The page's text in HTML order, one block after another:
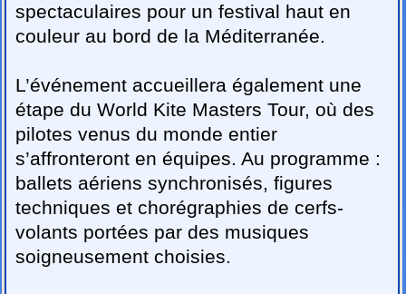
spectaculaires pour un festival haut en
couleur au bord de la Méditerranée.
L’événement accueillera également une
étape du World Kite Masters Tour, où des
pilotes venus du monde entier
s’affronteront en équipes. Au programme :
ballets aériens synchronisés, figures
techniques et chorégraphies de cerfs-
volants portées par des musiques
soigneusement choisies.